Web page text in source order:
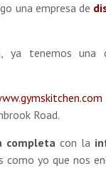
una empresa de
, ya tenemos una
Road.
completa con la
yo que nos